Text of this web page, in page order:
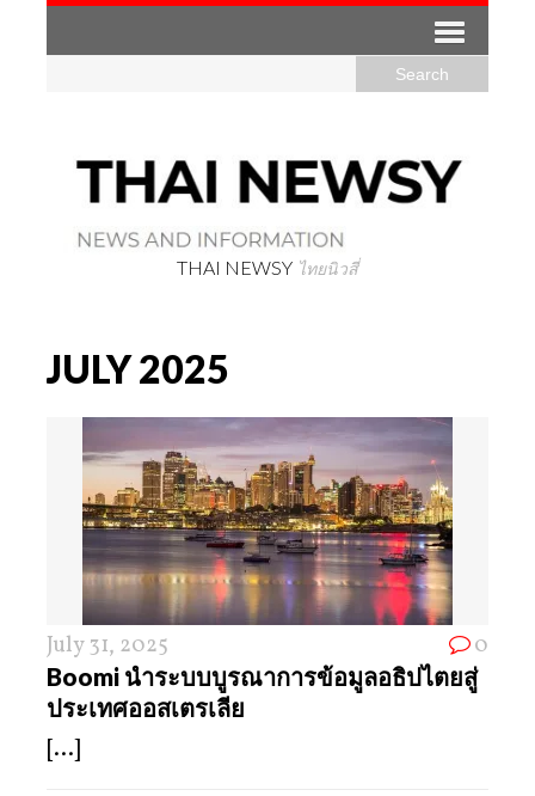
THAI NEWSY ไทยนิวสี่
JULY 2025
July 31, 2025 0
Boomi นำระบบบูรณาการข้อมูลอธิปไตยสู่
ประเทศออสเตรเลีย
[...]